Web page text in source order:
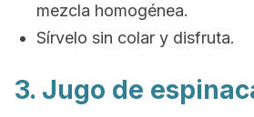
mezcla homogénea.
Sírvelo sin colar y disfruta.
3. Jugo de